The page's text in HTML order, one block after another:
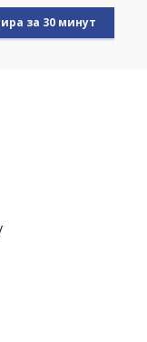
за 30 минут